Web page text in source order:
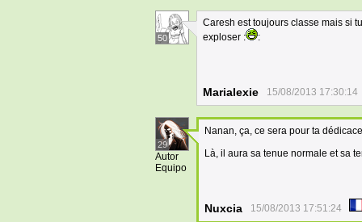
50
Caresh est toujours classe mais si
exploser :
:
Marialexie 15/08/2013 17:30:14
29
Autor
Equipo
Nanan, ça, ce sera pour ta
Là, il aura sa tenue normale et sa
Nuxcia 15/08/2013 17:51:24